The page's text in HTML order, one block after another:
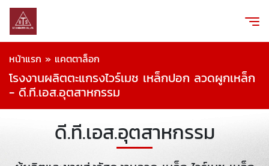
หน้าแรก » แคตตาล็อก
โรงงานผลิตตะแกรงไวร์เมช เหล็กปอก ลวดผูกเหล็ก
- ดี.ที.เอส.อุตสาหกรรม
ดี.ที.เอส.อุตสาหกรรม